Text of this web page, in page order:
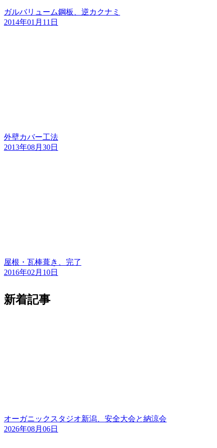
ガルバリューム鋼板、逆カクナミ
2014年01月11日
外壁カバー工法
2013年08月30日
屋根・瓦棒葺き、完了
2016年02月10日
新着記事
オーガニックスタジオ新潟、安全大会と納涼会
2026年08月06日